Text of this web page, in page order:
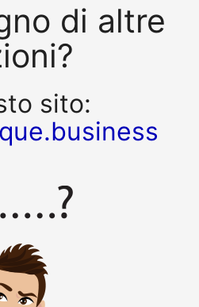
di altre
sito: